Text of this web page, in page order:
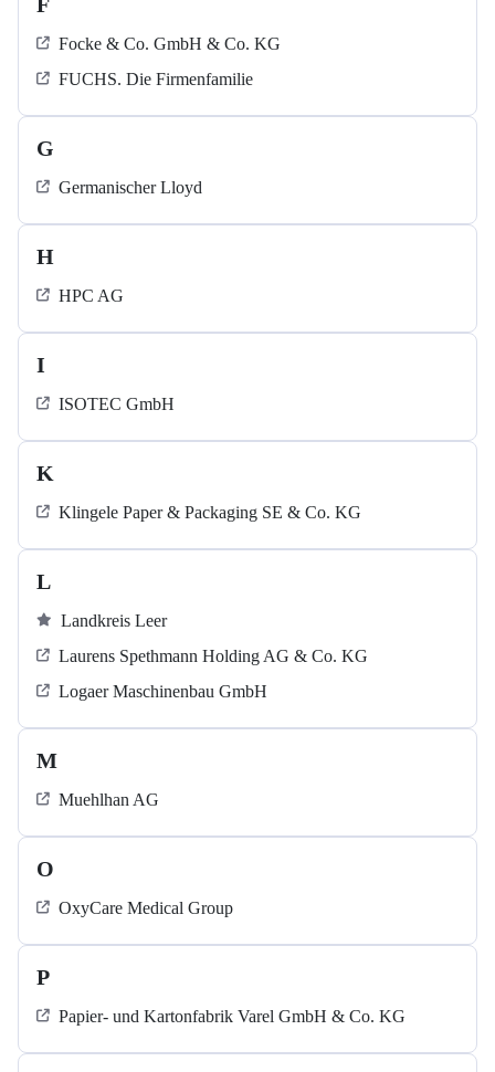
Focke & Co. GmbH & Co. KG
FUCHS. Die Firmenfamilie
G
Germanischer Lloyd
H
HPC AG
I
ISOTEC GmbH
K
Klingele Paper & Packaging SE & Co. KG
L
Landkreis Leer
Laurens Spethmann Holding AG & Co. KG
Logaer Maschinenbau GmbH
M
Muehlhan AG
O
OxyCare Medical Group
P
Papier- und Kartonfabrik Varel GmbH & Co. KG